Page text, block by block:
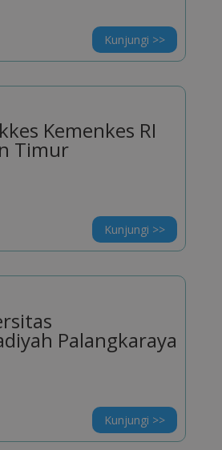
Kunjungi >>
Kemenkes RI
Timur
Kunjungi >>
Palangkaraya
Kunjungi >>